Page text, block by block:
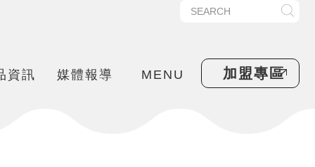
資訊 媒體報導 MENU 加盟專區